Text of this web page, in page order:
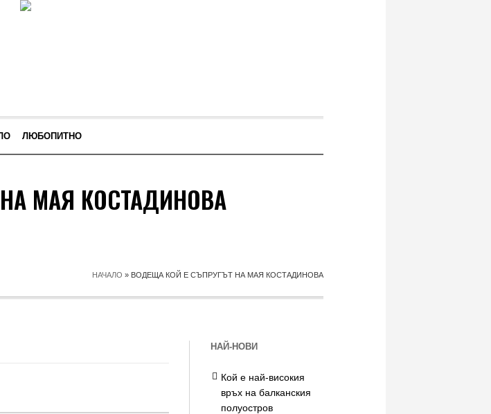
ЛЮБОПИТНО
МАЯ КОСТАДИНОВА
НАЧАЛО » ВОДЕЩА КОЙ Е СЪПРУГЪТ НА МАЯ КОСТАДИНОВА
НАЙ-НОВИ
Кой е най-високия
връх на балканския
полуостров